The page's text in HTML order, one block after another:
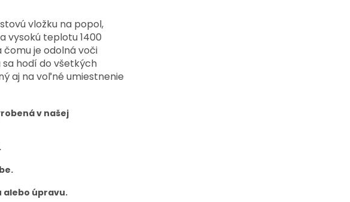
vložku na popol,
vysokú teplotu 1400
je odolná voči
hodí do všetkých
aj na voľné umiestnenie
v našej
alebo úpravu.